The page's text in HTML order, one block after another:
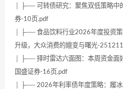
│ ├── 可转债研究：聚焦双低策略
券-10页.pdf
│ ├── 食品饮料行业2026年度投资
升级，大众消费的嬗变与曙光-
│ ├── 择时雷达六面图：本周资金
国盛证券-16页.pdf
│ ├── 2026年利率债年度策略：履